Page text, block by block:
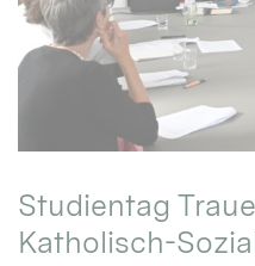
Studientag
Katholisch-